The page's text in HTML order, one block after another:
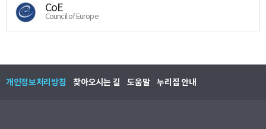
CoE
Council of Europe
개인정보처리방침 찾아오시는 길 도움말 누리집 안내